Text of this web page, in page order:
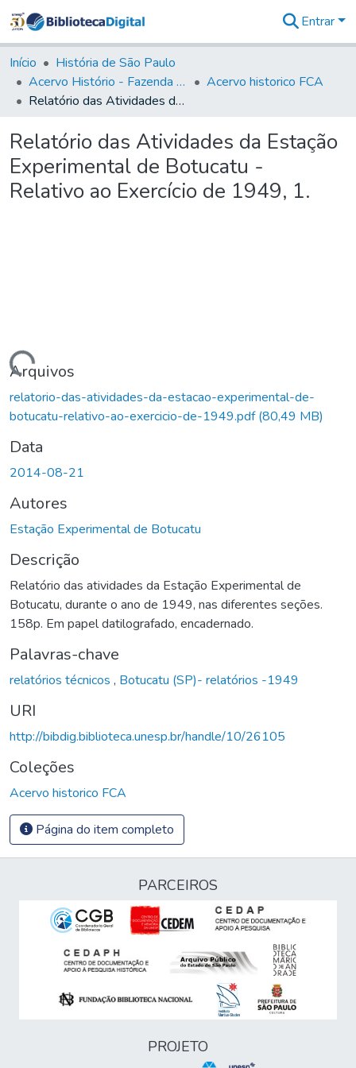
&
Coleções
Tudo na
Biblioteca
Estatísticas
Entrar
Início
História de São Paulo
Acervo Histório - Fazenda Lageado
Acervo historico FCA
Relatório das Atividades da Estação Experimental de Botucatu - Relativo ao Exercício de 1949, 1.
Relatório das Atividades da Estação
Experimental de Botucatu -
Relativo ao Exercício de 1949, 1.
Carregando...
Arquivos
relatorio-das-atividades-da-estacao-experimental-de-
botucatu-relativo-ao-exercicio-de-1949.pdf(80,49 MB)
Data
2014-08-21
Autores
Estação Experimental de Botucatu
Descrição
Relatório das atividades da Estação Experimental de
Botucatu, durante o ano de 1949, nas diferentes seções.
158p. Em papel datilografado, encadernado.
Palavras-chave
relatórios técnicos , Botucatu (SP)- relatórios -1949
URI
http://bibdig.biblioteca.unesp.br/handle/10/26105
Coleções
Acervo historico FCA
Página do item completo
PARCEIROS
PROJETO